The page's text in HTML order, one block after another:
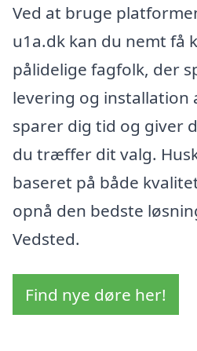
Ved at bruge
u1a.dk kan du nemt få
pålidelige fagfolk, der
levering og installation
sparer dig tid og giver
du træffer dit valg.
baseret på både
opnå den bedste
Vedsted.
Find nye døre her!